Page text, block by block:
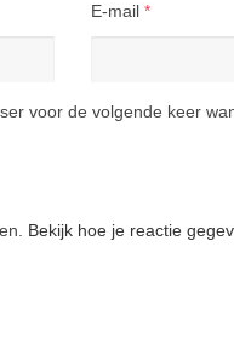
E-mail *
voor de volgende keer
Bekijk hoe je reactie